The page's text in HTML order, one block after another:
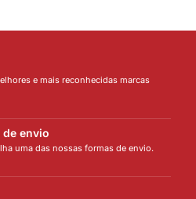
e mais reconhecidas marcas
envio
uma das nossas formas de envio.